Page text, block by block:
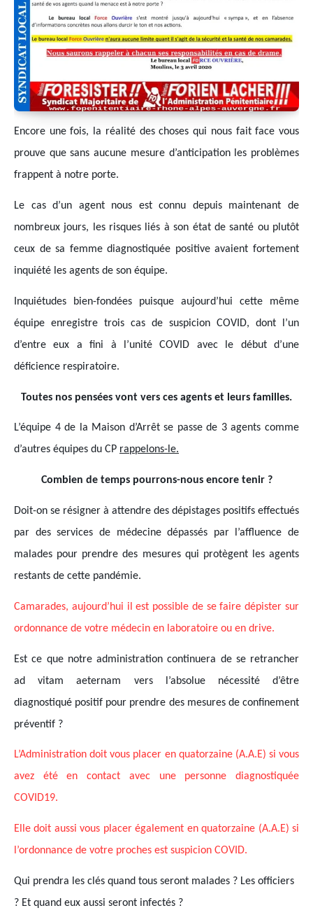
Encore une fois, la réalité des choses qui nous fait face vous
prouve que sans aucune mesure d’anticipation les problèmes
frappent à notre porte.
Le cas d’un agent nous est connu depuis maintenant de
nombreux jours, les risques liés à son état de santé ou plutôt
ceux de sa femme diagnostiquée positive avaient fortement
inquiété les agents de son équipe.
Inquiétudes bien-fondées puisque aujourd’hui cette même
équipe enregistre trois cas de suspicion COVID, dont l’un
d’entre eux a fini à l’unité COVID avec le début d’une
déficience respiratoire.
Toutes nos pensées vont vers ces agents et leurs familles.
L’équipe 4 de la Maison d’Arrêt se passe de 3 agents comme
d’autres équipes du CP rappelons-le.
Combien de temps pourrons-nous encore tenir ?
Doit-on se résigner à attendre des dépistages positifs effectués
par des services de médecine dépassés par l’affluence de
malades pour prendre des mesures qui protègent les agents
restants de cette pandémie.
Camarades, aujourd’hui il est possible de se fairedépister sur
ordonnance de votre médecin en laboratoire ou en drive.
Est ce que notre administration continuera de se retrancher
ad vitam aeternam vers l’absolue nécessité d’être
diagnostiqué positif pour prendre des mesures de confinement
préventif ?
L’Administration doit vous placer en quatorzaine (A.A.E) si vous
avez été en contact avec une personne diagnostiquée
COVID19.
Elle doit aussi vous placer également en quatorzaine (A.A.E) si
l’ordonnance de votre proches est suspicion COVID.
Qui prendra les clés quand tous seront malades ? Les officiers
? Et quand eux aussi seront infectés ?